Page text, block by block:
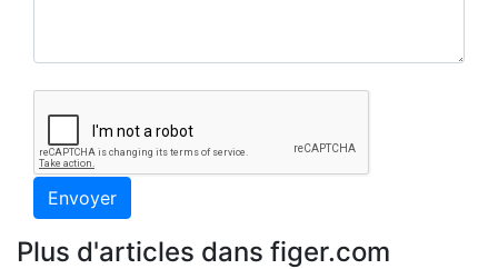
Envoyer
Plus d'articles dans figer.com